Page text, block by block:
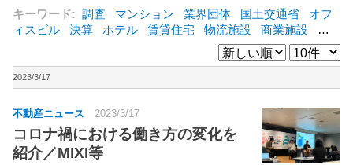
キーワード: 調査 マンション 業界団体 国土交通省
オフ
ィスビル
決算 ホテル 賃貸住宅 物流施設 商業施設
海
東急不動産 賃料
ア
野村不動産 ZEH [+]
2023/3/17
不動産ニュース 2023/3/17
コロナ禍における働き方の変化を
紹介／MIXI等